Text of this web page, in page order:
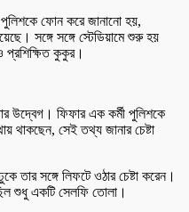
ফোন করে জানানো হয়,
সঙ্গে সঙ্গে স্টেডিয়ামে শুরু হয়
প্রশিক্ষিত কুকুর।
উদ্বেগ। ফিফার এক কর্মী পুলিশকে
থাকছেন, সেই তথ্য জানার চেষ্টা
সঙ্গে লিফটে ওঠার চেষ্টা করেন।
শুধু একটি সেলফি তোলা।